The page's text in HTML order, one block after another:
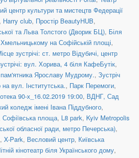
центр культури та мистецтв Федерації
, Harry club, Простір BeautyHUB,
та Льва Толстого (Дворик БЦ), Біля
на Софійській площі,
зустрічі: ст. метро Відубичі, центр
вул. Хорива, 4 біля КафеБутік,
пам'ятника Ярославу Мудрому., Зустріч
вул. Інститутська., Парк Перемоги,
90-х_16.02.2019 19:00, ВДНГ, Сад
коледж імені Івана Піддубного,
Софіївська площа, L8 park, Kyiv Metropolis
обласної ради, метро Печерська),
, X-Park, Весловий центр, Київська
кінотеатр біля Українського дому,